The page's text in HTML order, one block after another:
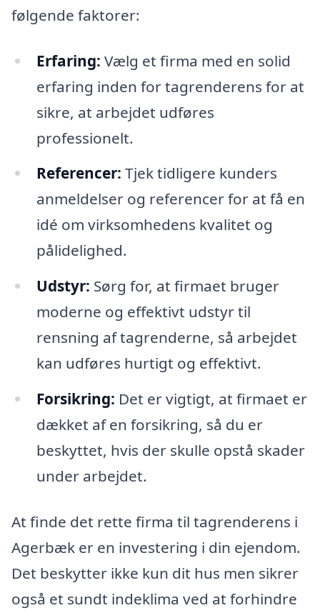
følgende faktorer:
Erfaring: Vælg et firma med en solid
erfaring inden for tagrenderens for at
sikre, at arbejdet udføres
professionelt.
Referencer: Tjek tidligere kunders
anmeldelser og referencer for at få en
idé om virksomhedens kvalitet og
pålidelighed.
Udstyr: Sørg for, at firmaet bruger
moderne og effektivt udstyr til
rensning af tagrenderne, så arbejdet
kan udføres hurtigt og effektivt.
Forsikring: Det er vigtigt, at firmaet er
dækket af en forsikring, så du er
beskyttet, hvis der skulle opstå skader
under arbejdet.
At finde det rette firma til tagrenderens i
Agerbæk er en investering i din ejendom.
Det beskytter ikke kun dit hus men sikrer
også et sundt indeklima ved at forhindre